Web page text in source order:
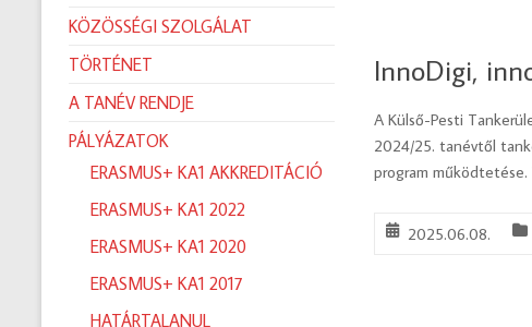
InnoDigi,
A Külső-Pesti
2024/25. tanévtől
program
2025.06.08.
KÖZÖSSÉGI SZOLGÁLAT
TÖRTÉNET
A TANÉV RENDJE
PÁLYÁZATOK
ERASMUS+ KA1 AKKREDITÁCIÓ
ERASMUS+ KA1 2022
ERASMUS+ KA1 2020
ERASMUS+ KA1 2017
HATÁRTALANUL